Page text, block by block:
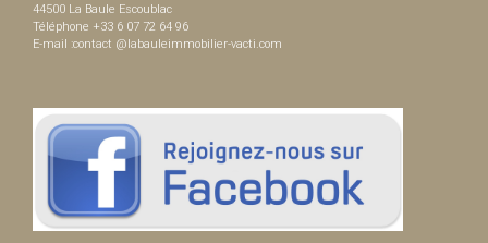
44500 La Baule Escoublac
Téléphone +33 6 07 72 64 96
E-mail :contact @labauleimmobilier-vacti.com